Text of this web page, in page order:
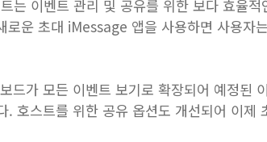
는 이벤트 관리 및 공유를 위한 보다 효율
로운 초대 iMessage 앱을 사용하면 사용자
드가 ​​모든 이벤트 보기로 확장되어 예정된
. 호스트를 위한 공유 옵션도 개선되어 이제